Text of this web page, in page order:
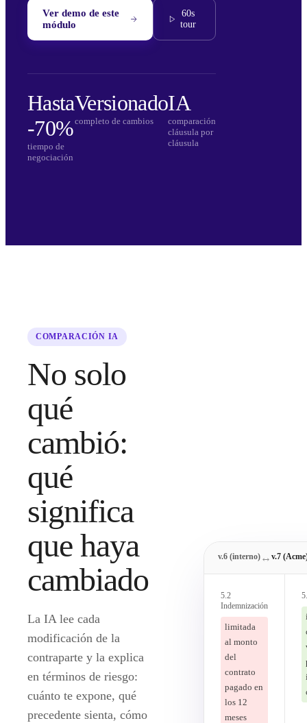
Ver demo de este
módulo
60s
tour
Hasta
-70%
tiempo de
negociación
Versionado
completo de cambios
IA
comparación
cláusula por
cláusula
COMPARACIÓN IA
No solo
qué
cambió:
qué
significa
que haya
cambiado
La IA lee cada
modificación de la
contraparte y la explica
en términos de riesgo:
cuánto te expone, qué
precedente sienta, cómo
v.6 (interno) ↔v.7
5.2
Indemnización
limitada
al monto
del
contrato
pagado en
los 12
meses